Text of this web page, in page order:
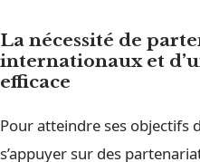
La nécessité de
internationaux et
efficace
Pour atteindre ses objectifs
s’appuyer sur des